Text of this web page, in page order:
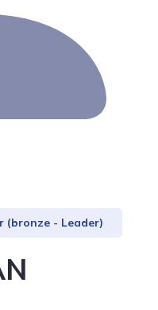
(bronze - Leader)